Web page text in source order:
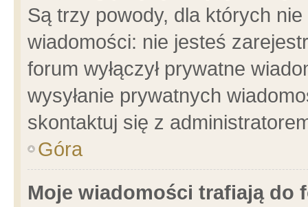
Są trzy powody, dla których
wiadomości: nie jesteś
forum wyłączył prywatne
wysyłanie prywatnych
skontaktuj się z
Góra
Moje wiadomości trafiają do